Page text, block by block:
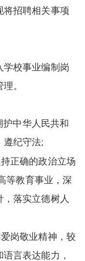
将招聘相关事项
学校事业编制岗
。
中华人民共和
遵纪守法;
正确的政治立场
等教育事业，深
落实立德树人
岗敬业精神，较
言表达能力，